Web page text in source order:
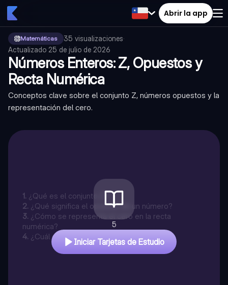
Abrir la app
Matemáticas 35 visualizaciones·
Actualizado 25 de julio de 2026
Números Enteros: Z, Opuestos y
Recta Numérica
Conceptos clave sobre el conjunto Z, números opuestos y la
representación del cero.
1. ¿Qué es el conjunto Z?
2. ¿Qué significa el opuesto de un número?
3. ¿Cómo se representa el cero en la recta
numérica?
4. ¿Cuál es el opuesto de -8?
5
Iniciar Tarjetas de Estudio